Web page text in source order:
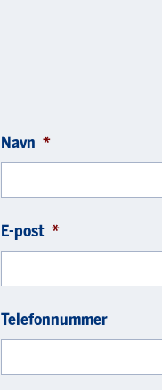
Navn *
E-post *
Telefonnummer